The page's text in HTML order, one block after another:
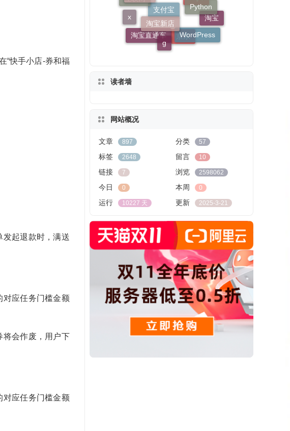
“快手小店-券和福
发起退款时，满送
对应任务门槛金额
将会作废，用户下
对应任务门槛金额
q
https
支付宝
互联网 淘宝
京东
淘宝直通车
x
WordPress
g
读者墙
网站概况
文章 897 分类 57
标签 2648 留言 10
链接 7 浏览 2598062
今日 0 本周 0
运行 10227 天 更新 2025-3-21